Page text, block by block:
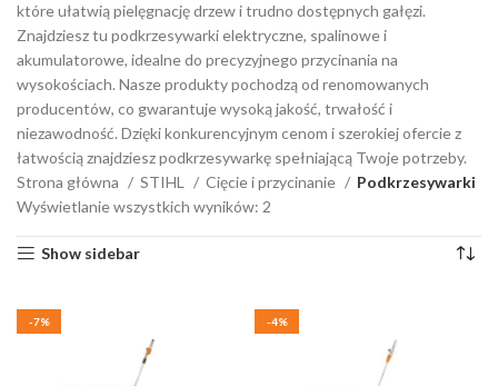
które ułatwią pielęgnację drzew i trudno dostępnych gałęzi.
Znajdziesz tu podkrzesywarki elektryczne, spalinowe i
akumulatorowe, idealne do precyzyjnego przycinania na
wysokościach. Nasze produkty pochodzą od renomowanych
producentów, co gwarantuje wysoką jakość, trwałość i
niezawodność. Dzięki konkurencyjnym cenom i szerokiej ofercie z
łatwością znajdziesz podkrzesywarkę spełniającą Twoje potrzeby.
Strona główna
STIHL Cięcie i przycinanie
Podkrzesywarki
Wyświetlanie wszystkich wyników: 2
Show sidebar
-7% -4%